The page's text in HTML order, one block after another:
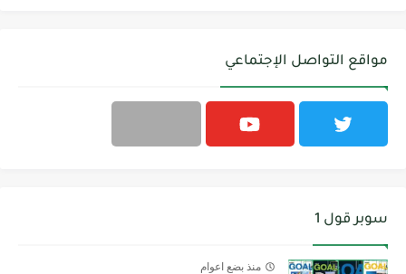
مواقع التواصل الإجتماعي
سوبر قول 1
منذ بضع اعوام